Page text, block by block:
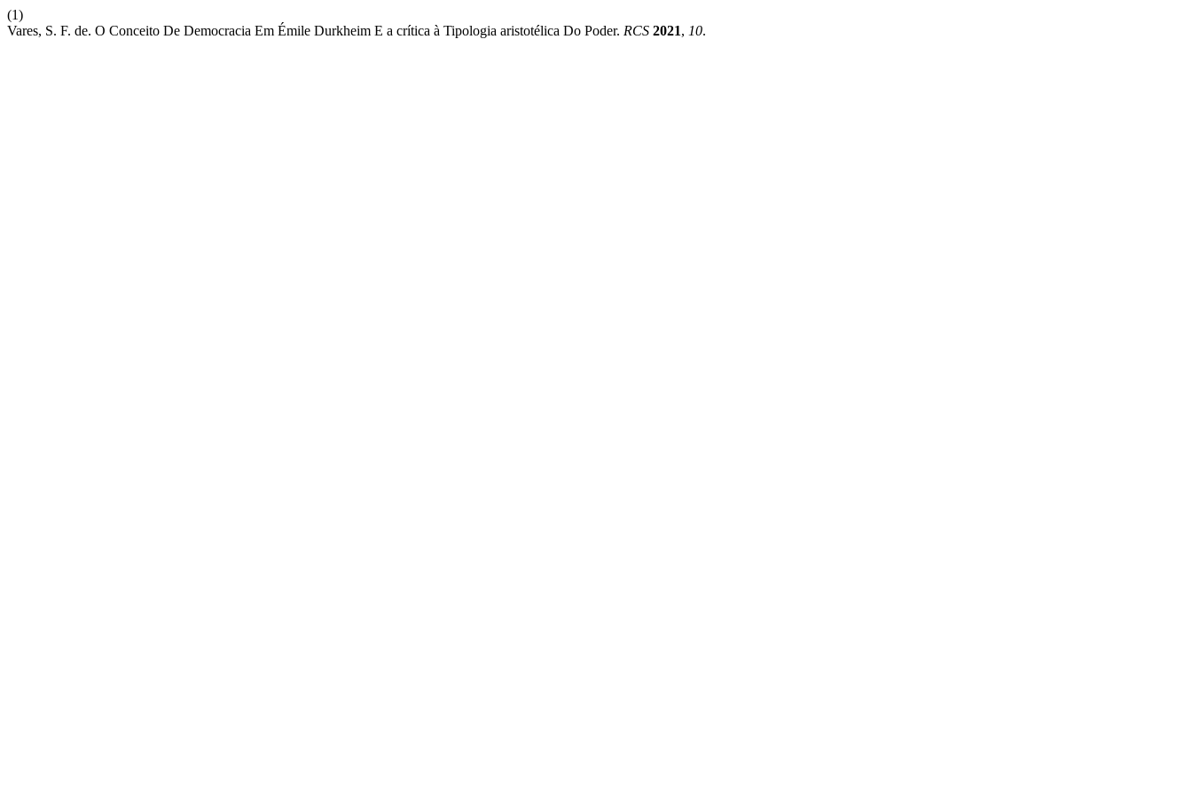
(1)
Vares, S. F. de. O Conceito De Democracia Em Émile Durkheim E a crítica à Tipologia aristotélica Do Poder. RCS 2021, 10.